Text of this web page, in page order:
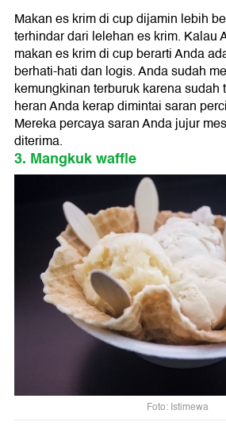
Makan es krim di cup dijamin lebih
terhindar dari lelehan es krim. Kalau
makan es krim di cup berarti Anda
berhati-hati dan logis. Anda sudah
kemungkinan terburuk karena sudah
heran Anda kerap dimintai saran
Mereka percaya saran Anda jujur
diterima.
3. Mangkuk waffle
Foto: Istimewa